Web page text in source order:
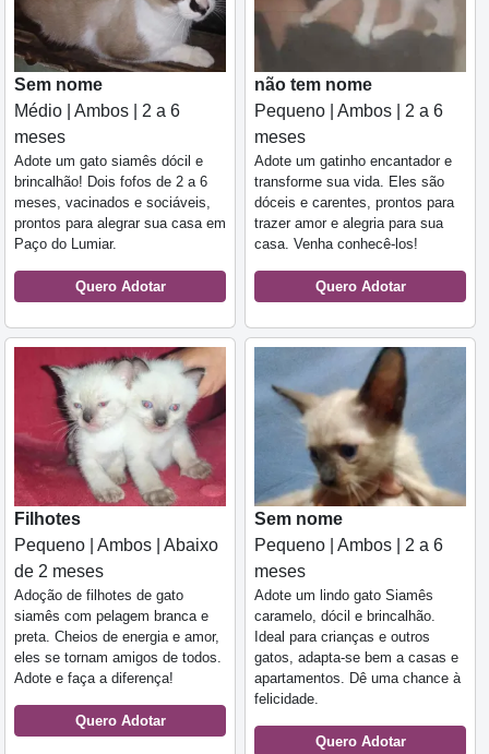
Sem nome
Médio | Ambos | 2 a 6
meses
Adote um gato siamês dócil e
brincalhão! Dois fofos de 2 a 6
meses, vacinados e sociáveis,
prontos para alegrar sua casa em
Paço do Lumiar.
Quero Adotar
não tem nome
Pequeno | Ambos | 2 a 6
meses
Adote um gatinho encantador e
transforme sua vida. Eles são
dóceis e carentes, prontos para
trazer amor e alegria para sua
casa. Venha conhecê-los!
Quero Adotar
Filhotes
Pequeno | Ambos | Abaixo
de 2 meses
Adoção de filhotes de gato
siamês com pelagem branca e
preta. Cheios de energia e amor,
eles se tornam amigos de todos.
Adote e faça a diferença!
Quero Adotar
Sem nome
Pequeno | Ambos | 2 a 6
meses
Adote um lindo gato Siamês
caramelo, dócil e brincalhão.
Ideal para crianças e outros
gatos, adapta-se bem a casas e
apartamentos. Dê uma chance à
felicidade.
Quero Adotar